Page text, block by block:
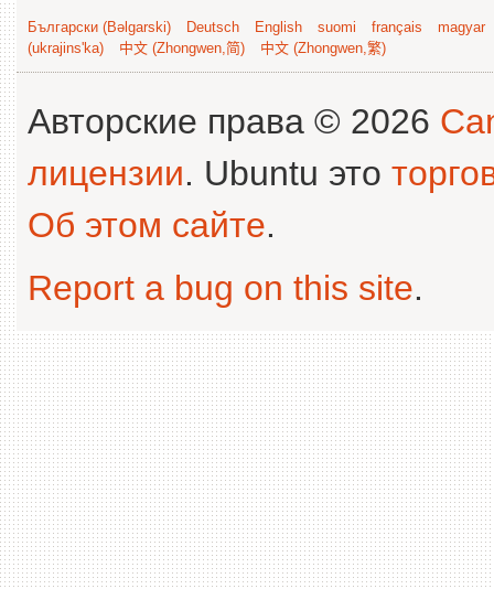
Български (Bəlgarski) Deutsch English suomi français
magyar
(ukrajins'ka)
中文 (Zhongwen,简) 中文 (Zhongwen,繁)
Авторские права © 2026
лицензии. Ubuntu это
Об этом сайте.
Report a bug on this site.